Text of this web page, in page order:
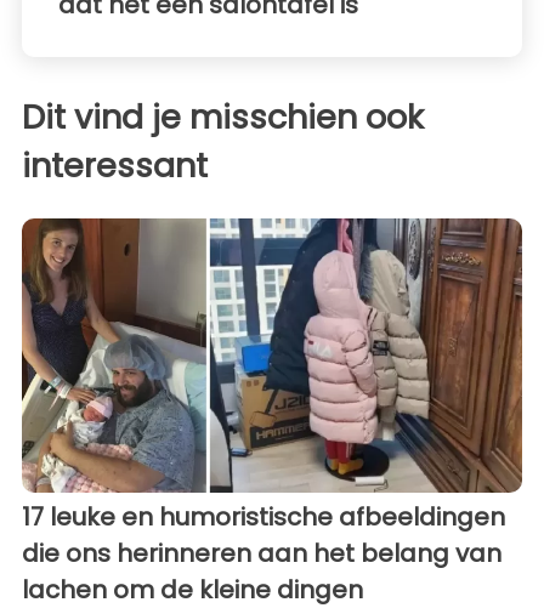
Dit vind je misschien ook
interessant
17 leuke en humoristische afbeeldingen
die ons herinneren aan het belang van
lachen om de kleine dingen